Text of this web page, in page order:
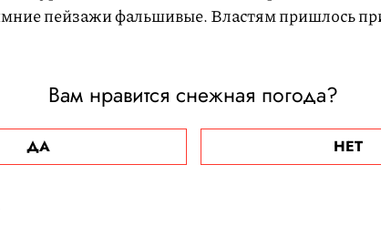
пейзажи фальшивые. Властям пришлось
Вам нравится снежная погода?
ДА НЕТ